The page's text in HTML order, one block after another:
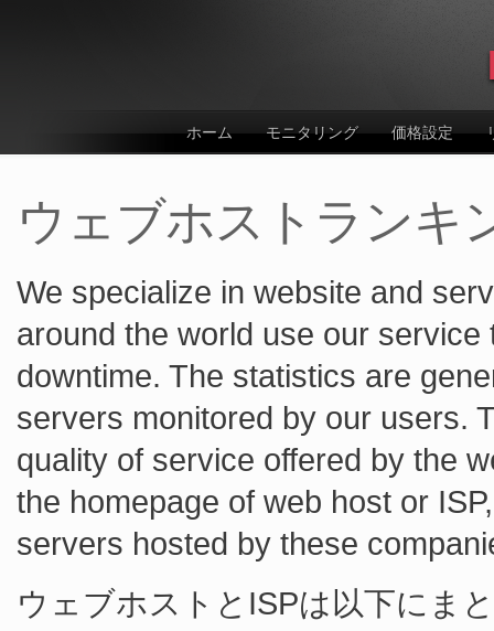
ホーム モニタリング 価格設定
ウェブホストランキ
We specialize in website and
around the world use our
downtime. The statistics are
servers monitored by our users.
quality of service offered by the
the homepage of web host or
servers hosted by these
ウェブホストとISPは以下にま